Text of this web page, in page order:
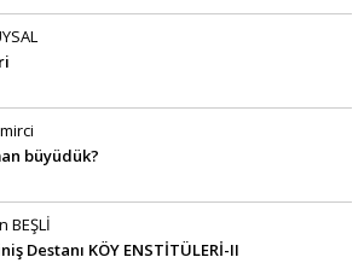
büyüdük?
BEŞLİ
Destanı KÖY ENSTİTÜLERİ-II